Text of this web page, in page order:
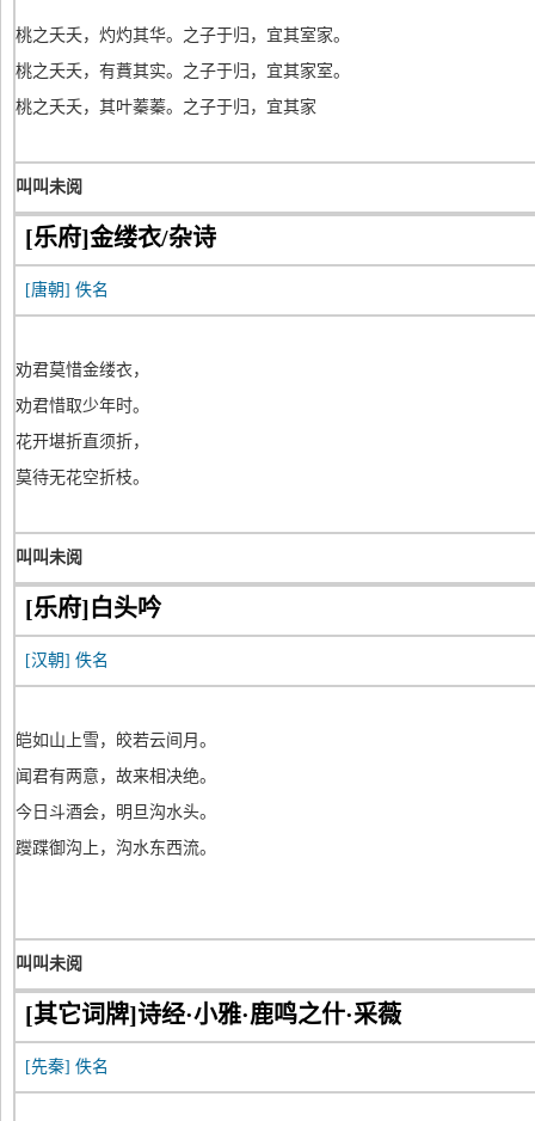
桃之夭夭，灼灼其华。之子于归，宜其室家。
桃之夭夭，有蕡其实。之子于归，宜其家室。
桃之夭夭，其叶蓁蓁。之子于归，宜其家
叫叫未阅
[乐府]金缕衣/杂诗
[唐朝] 佚名
劝君莫惜金缕衣，
劝君惜取少年时。
花开堪折直须折，
莫待无花空折枝。
叫叫未阅
[乐府]白头吟
[汉朝] 佚名
皑如山上雪，皎若云间月。
闻君有两意，故来相决绝。
今日斗酒会，明旦沟水头。
躞蹀御沟上，沟水东西流。
叫叫未阅
[其它词牌]诗经·小雅·鹿鸣之什·采薇
[先秦] 佚名